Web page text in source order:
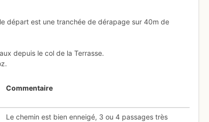
départ est une tranchée de dérapage sur 40m de
depuis le col de la Terrasse.
Commentaire
Le chemin est bien enneigé, 3 ou 4 passages très